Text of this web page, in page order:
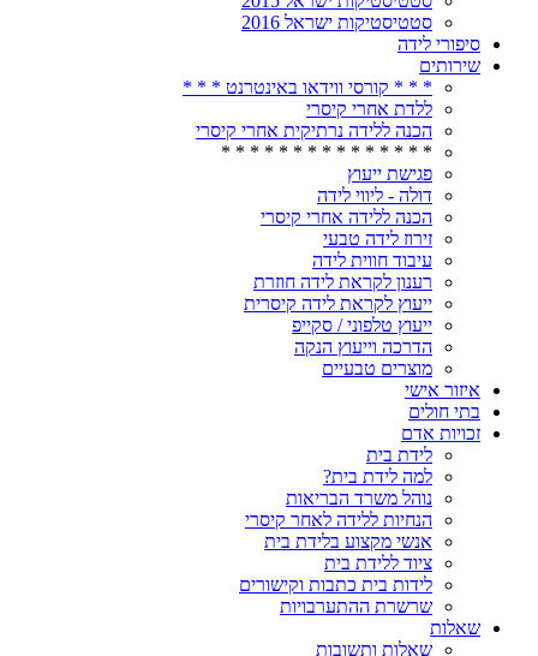
סטטיסטיקות ישראל 2016
סיפורי לידה
שירותים
* * * קורסי ווידאו באינטרנט * * *
ללדת אחרי קיסרי
הכנה ללידה נרתיקית אחרי קיסרי
* * * * * * * * * * * * * * *
פגישת ייעוץ
דולה - ליווי לידה
הכנה ללידה אחרי קיסרי
זירוז לידה טבעי
עיבוד חווית לידה
רענון לקראת לידה חוזרת
ייעוץ לקראת לידה קיסרית
ייעוץ טלפוני / סקייפ
הדרכה וייעוץ הנקה
מוצרים טבעיים
איזור אישי
בתי חולים
זכויות אדם
לידת בית
למה לידת בית?
נוהל משרד הבריאות
הנחיות ללידה לאחר קיסרי
אנשי מקצוע בלידת בית
ציוד ללידת בית
לידות בית כתבות וקישורים
שרשרת ההתערבויות
שאלות
שאלות ותשובות